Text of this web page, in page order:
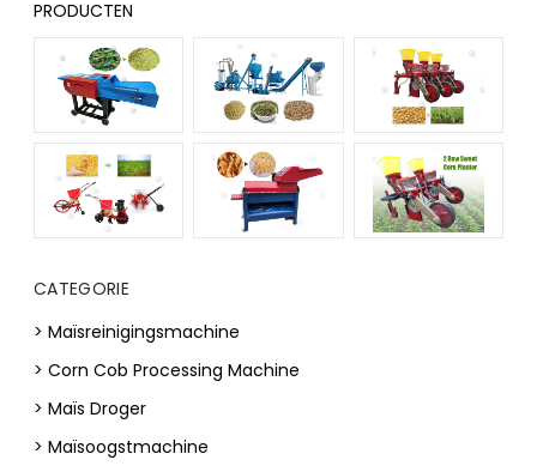
PRODUCTEN
CATEGORIE
> Maïsreinigingsmachine
> Corn Cob Processing Machine
> Maïs Droger
> Maïsoogstmachine